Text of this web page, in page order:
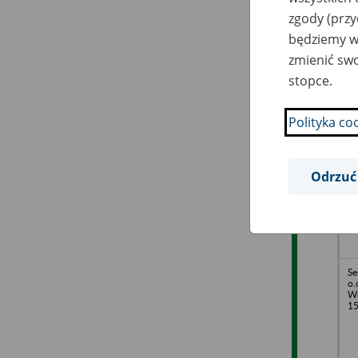
15
zgody
będziemy
zmienić
stopce.
Polityka